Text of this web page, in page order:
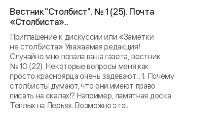
Вестник "Столбист". № 1 (25). Почта
«Столбиста»..
Приглашение к дискуссии или «Заметки
не столбиста» Уважаемая редакция!
Случайно мне попала ваша газета, вестник
№ 10 (22). Некоторые вопросы меня как
просто красноярца очень задевают... 1. Почему
столбисты думают, что они имеют право
писать на скалах!? Например, памятная доска
Теплых на Перьях. Возможно это...